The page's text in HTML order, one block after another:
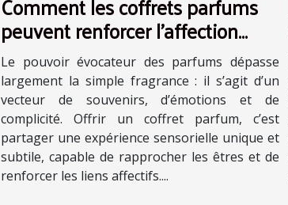
peuvent renforcer l'affection
dans les relations ?
Le pouvoir évocateur des parfums dépasse
largement la simple fragrance : il s’agit d’un
vecteur de souvenirs, d’émotions et de
complicité. Offrir un coffret parfum, c’est
partager une expérience sensorielle unique et
subtile, capable de rapprocher les êtres et de
renforcer les liens affectifs....